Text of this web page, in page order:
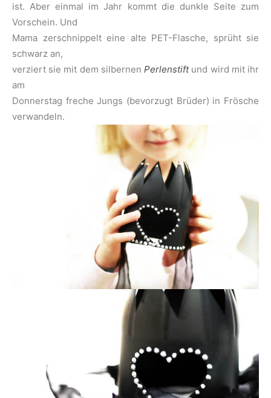
ist. Aber einmal im Jahr kommt die dunkle Seite zum
Vorschein. Und
Mama zerschnippelt eine alte PET-Flasche, sprüht sie
schwarz an,
verziert sie mit dem silbernenPerlenstift und wird mit ihr
am
Donnerstag freche Jungs (bevorzugt Brüder) in Frösche
verwandeln.